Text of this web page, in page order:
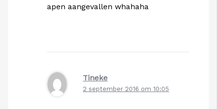
apen aangevallen whahaha
Tineke
2 september 2016 om 10:05